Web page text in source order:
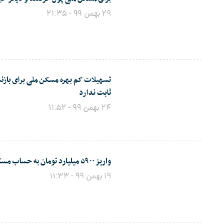
۲۹ بهمن ۹۹ - ۲۱:۳۵
تسهیلات کم بهره مسکن ملی برای
ثابت ندارد
۲۴ بهمن ۹۹ - ۱۱:۵۲
واریز ۵۹۰۰ میلیارد تومان به حساب مسکن ملی
۱۹ بهمن ۹۹ - ۱۱:۳۳